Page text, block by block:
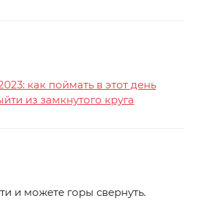
как поймать в этот день
из замкнутого круга
и можете горы свернуть.